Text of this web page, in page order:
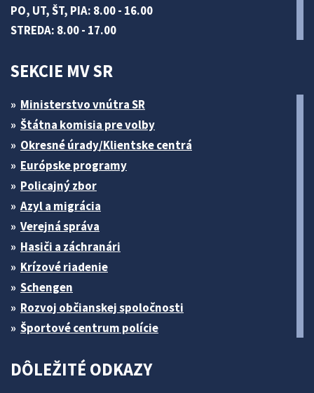
PO, UT, ŠT, PIA: 8.00 - 16.00
STREDA: 8.00 - 17.00
SEKCIE MV SR
Ministerstvo vnútra SR
Štátna komisia pre volby
Okresné úrady/Klientske centrá
Európske programy
Policajný zbor
Azyl a migrácia
Verejná správa
Hasiči a záchranári
Krízové riadenie
Schengen
Rozvoj občianskej spoločnosti
Športové centrum polície
DÔLEŽITÉ ODKAZY